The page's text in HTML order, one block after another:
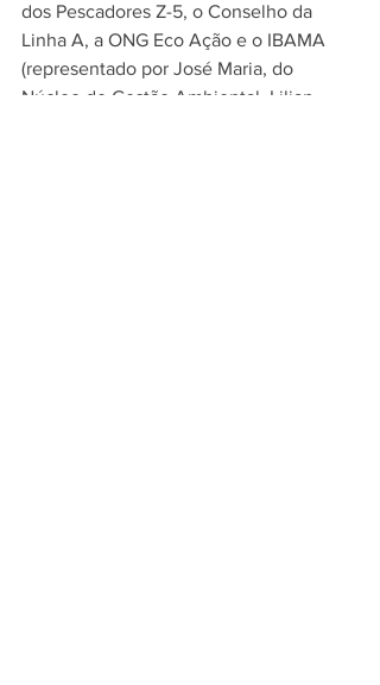
dos Pescadores Z-5, o Conselho da
Linha A, a ONG Eco Ação e o IBAMA
(representado por José Maria, do
Núcleo de Gestão Ambiental, Lilian